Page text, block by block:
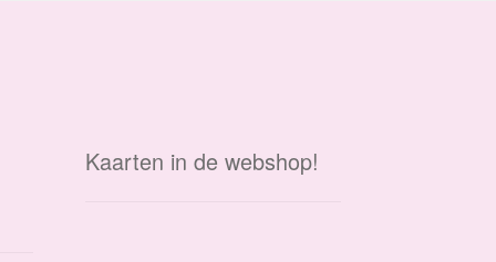
Kaarten in de webshop!